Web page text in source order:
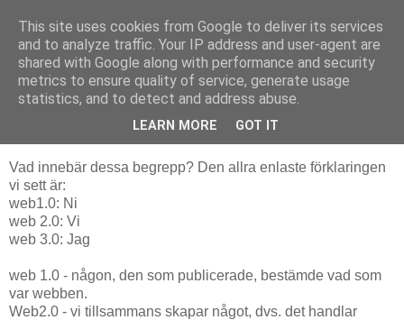
torsdag 8 juli 2010
Web 1.0 – 2.0 – 3.0
Vad innebär dessa begrepp? Den allra enlaste förklaringen
vi sett är:
web1.0: Ni
web 2.0: Vi
web 3.0: Jag
web 1.0 - någon, den som publicerade, bestämde vad som
var webben.
Web2.0 - vi tillsammans skapar något, dvs. det handlar
This site uses cookies from Google to deliver its services
and to analyze traffic. Your IP address and user-agent are
shared with Google along with performance and security
metrics to ensure quality of service, generate usage
statistics, and to detect and address abuse.
LEARN MORE GOT IT